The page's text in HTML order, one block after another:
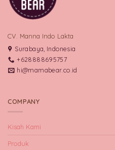
CV. Manna Indo Lakta
Surabaya, Indonesia
+628888695757
hi@mamabear.co.id
COMPANY
Kisah Kami
Produk